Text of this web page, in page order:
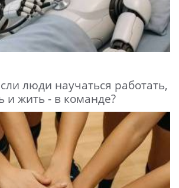
люди научаться работать,
и жить - в команде?